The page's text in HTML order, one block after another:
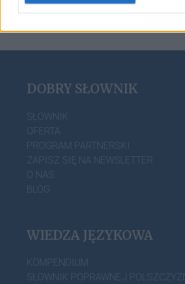
DOBRY SŁOWNIK
SŁOWNIK
OFERTA
PROGRAM PARTNERSKI
ZAPISZ SIĘ NA NEWSLETTER
O NAS
BLOG
WIEDZA JĘZYKOWA
KOMPENDIUM
SŁOWNIK POPRAWNEJ